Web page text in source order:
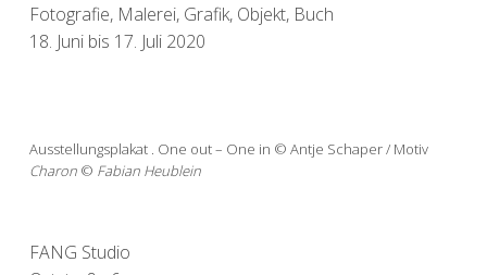
Fotografie, Malerei, Grafik, Objekt, Buch
18. Juni bis 17. Juli 2020
Ausstellungsplakat . One out – One in © Antje Schaper / Motiv
Charon© Fabian Heublein
FANG Studio